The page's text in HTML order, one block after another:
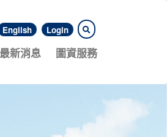
English Login
最新消息 圖資服務